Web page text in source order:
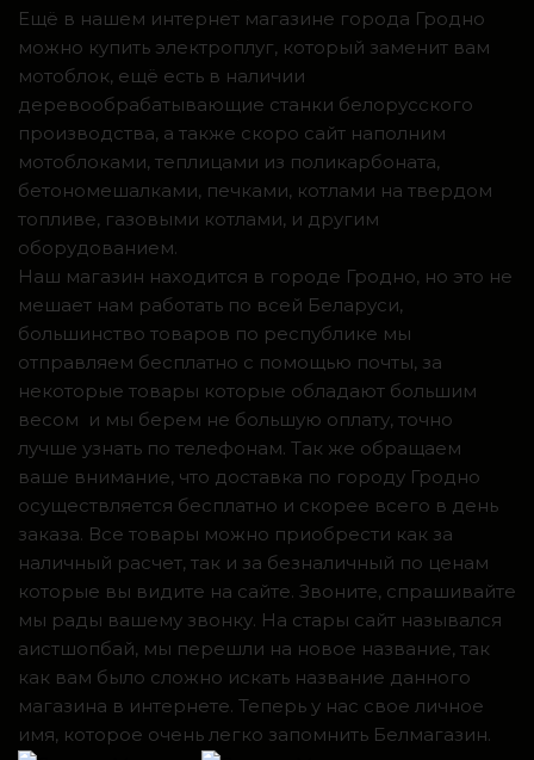
Ещё в нашем интернет магазине города Гродно
можно купить электроплуг, который заменит вам
мотоблок, ещё есть в наличии
деревообрабатывающие станки белорусского
производства, а также скоро сайт наполним
мотоблоками, теплицами из поликарбоната,
бетономешалками, печками, котлами на твердом
топливе, газовыми котлами, и другим
оборудованием.
Наш магазин находится в городе Гродно, но это не
мешает нам работать по всей Беларуси,
большинство товаров по республике мы
отправляем бесплатно с помощью почты, за
некоторые товары которые обладают большим
весом и мы берем не большую оплату, точно
лучше узнать по телефонам. Так же обращаем
ваше внимание, что доставка по городу Гродно
осуществляется бесплатно и скорее всего в день
заказа. Все товары можно приобрести как за
наличный расчет, так и за безналичный по ценам
которые вы видите на сайте. Звоните, спрашивайте
мы рады вашему звонку. На стары сайт назывался
аистшопбай, мы перешли на новое название, так
как вам было сложно искать название данного
магазина в интернете. Теперь у нас свое личное
имя, которое очень легко запомнить Белмагазин.